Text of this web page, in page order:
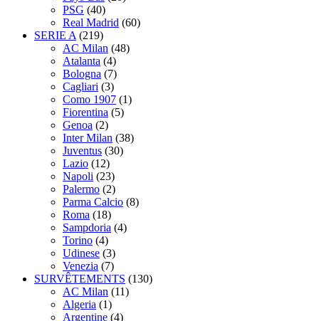
PSG (40)
Real Madrid (60)
SERIE A (219)
AC Milan (48)
Atalanta (4)
Bologna (7)
Cagliari (3)
Como 1907 (1)
Fiorentina (5)
Genoa (2)
Inter Milan (38)
Juventus (30)
Lazio (12)
Napoli (23)
Palermo (2)
Parma Calcio (8)
Roma (18)
Sampdoria (4)
Torino (4)
Udinese (3)
Venezia (7)
SURVÊTEMENTS (130)
AC Milan (11)
Algeria (1)
Argentine (4)